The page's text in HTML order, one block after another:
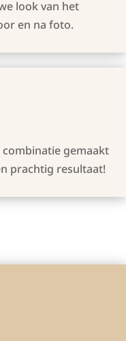
look van het
en na foto.
gemaakt
prachtig resultaat!